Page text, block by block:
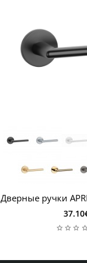
Дверные ручки